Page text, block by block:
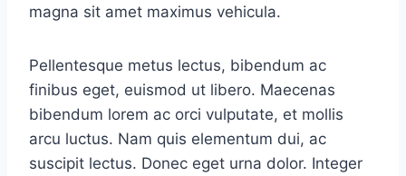
magna sit amet maximus vehicula.
Pellentesque metus lectus, bibendum ac
finibus eget, euismod ut libero. Maecenas
bibendum lorem ac orci vulputate, et mollis
arcu luctus. Nam quis elementum dui, ac
suscipit lectus. Donec eget urna dolor. Integer